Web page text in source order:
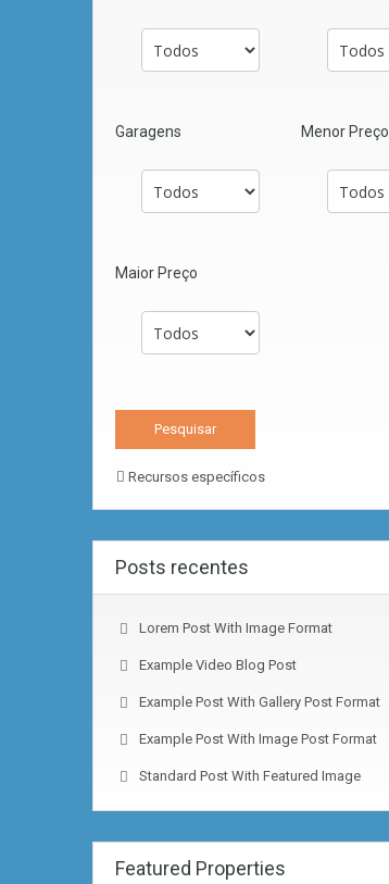
Garagens Menor Preço
Maior Preço
Recursos específicos
Posts recentes
Lorem Post With Image Format
Example Video Blog Post
Example Post With Gallery Post Format
Example Post With Image Post Format
Standard Post With Featured Image
Featured Properties